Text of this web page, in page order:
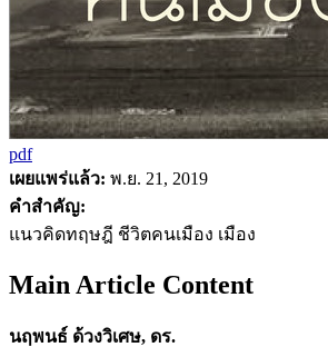
pdf
เผยแพร่แล้ว: พ.ย. 21, 2019
คำสำคัญ:
แนวคิดทฤษฎี ชีวิตคนเมือง เมือง
Main Article Content
นฤพนธ์ ด้วงวิเศษ, ดร.